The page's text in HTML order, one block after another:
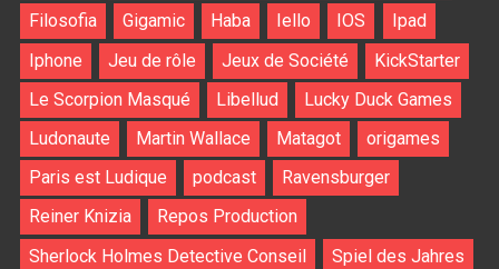
Filosofia
Gigamic Haba Iello IOS
Ipad
Iphone
Jeu de rôle Jeux de Société
KickStarter
Le Scorpion Masqué
Libellud
Lucky Duck Games
Ludonaute
Martin Wallace Matagot
origames
Paris est Ludique
podcast
Ravensburger
Reiner Knizia
Repos Production
Sherlock Holmes Detective Conseil
Spiel des Jahres